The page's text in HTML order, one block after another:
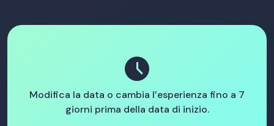
schedule
Modifica la data o cambia l’esperienza fino a 7
giorni prima della data di inizio.